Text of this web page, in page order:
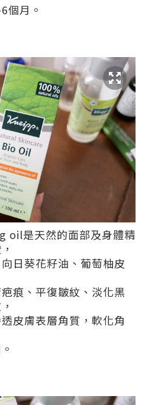
個月。
是天然的面部及身體精
日葵花籽油、葡萄柚皮
痕、平復皺紋、淡化黑
皮膚表層角質，軟化角